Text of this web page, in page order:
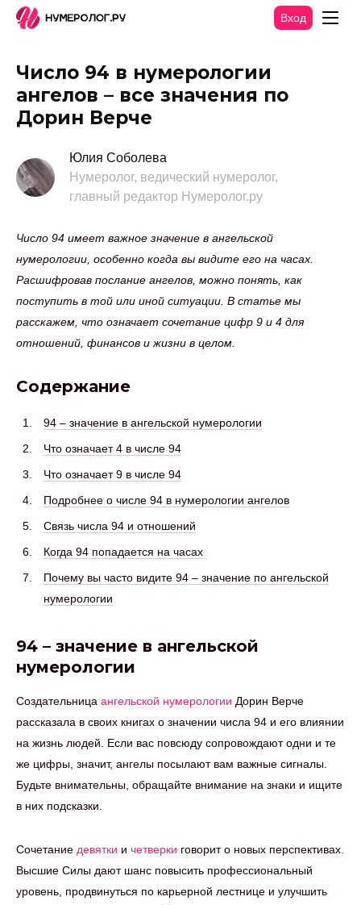
Вход
Число 94 в нумерологии
ангелов – все значения по
Дорин Верче
Юлия Соболева
Нумеролог, ведический нумеролог,
главный редактор Нумеролог.ру
Число 94 имеет важное значение в ангельской
нумерологии, особенно когда вы видите его на часах.
Расшифровав послание ангелов, можно понять, как
поступить в той или иной ситуации. В статье мы
расскажем, что означает сочетание цифр 9 и 4 для
отношений, финансов и жизни в целом.
Содержание
94 – значение в ангельской нумерологии
Что означает 4 в числе 94
Что означает 9 в числе 94
Подробнее о числе 94 в нумерологии ангелов
Связь числа 94 и отношений
Когда 94 попадается на часах
Почему вы часто видите 94 – значение по ангельской
нумерологии
94 – значение в ангельской
нумерологии
Создательница ангельской нумерологии Дорин Верче
рассказала в своих книгах о значении числа 94 и его влиянии
на жизнь людей. Если вас повсюду сопровождают одни и те
же цифры, значит, ангелы посылают вам важные сигналы.
Будьте внимательны, обращайте внимание на знаки и ищите
в них подсказки.
Сочетание девятки и четверки говорит о новых перспективах.
Высшие Силы дают шанс повысить профессиональный
уровень, продвинуться по карьерной лестнице и улучшить